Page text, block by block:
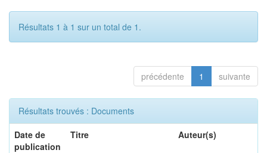
Résultats 1 à 1 sur un total de 1.
précédente 1 suivante
Résultats trouvés : Documents
Date de
publication
Titre Auteur(s)